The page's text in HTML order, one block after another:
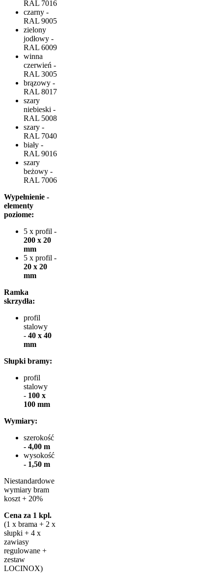
RAL 7016
czarny -
RAL 9005
zielony
jodłowy -
RAL 6009
winna
czerwień -
RAL 3005
brązowy -
RAL 8017
szary
niebieski -
RAL 5008
szary -
RAL 7040
biały -
RAL 9016
szary
beżowy -
RAL 7006
Wypełnienie -
elementy
poziome:
5 x profil -
200 x 20
mm
5 x profil -
20 x 20
mm
Ramka
skrzydła:
profil
stalowy
- 40 x 40
mm
Słupki bramy:
profil
stalowy
- 100 x
100 mm
Wymiary:
szerokość
- 4,00 m
wysokość
- 1,50 m
Niestandardowe
wymiary bram
koszt + 20%
Cena za 1 kpl.
(1 x brama + 2 x
słupki + 4 x
zawiasy
regulowane +
zestaw
LOCINOX)